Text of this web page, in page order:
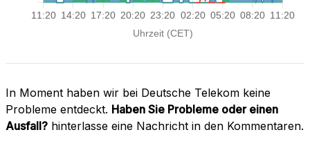
In Moment haben wir bei Deutsche Telekom keine
Probleme entdeckt. Haben Sie Probleme oder einen
Ausfall? hinterlasse eine Nachricht in den Kommentaren.